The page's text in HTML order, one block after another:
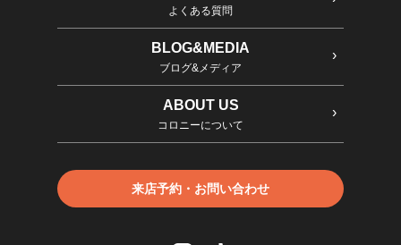
よくある質問
BLOG&MEDIA
ブログ&メディア
ABOUT US
コロニーについて
来店予約・お問い合わせ